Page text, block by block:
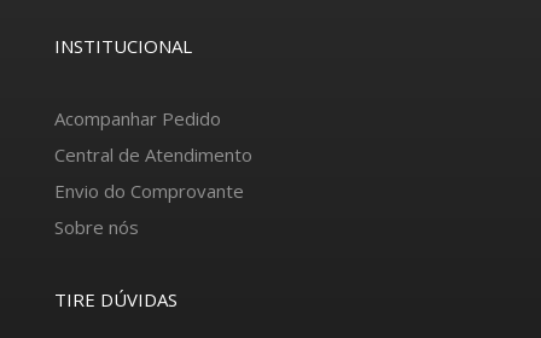
INSTITUCIONAL
Acompanhar Pedido
Central de Atendimento
Envio do Comprovante
Sobre nós
TIRE DÚVIDAS